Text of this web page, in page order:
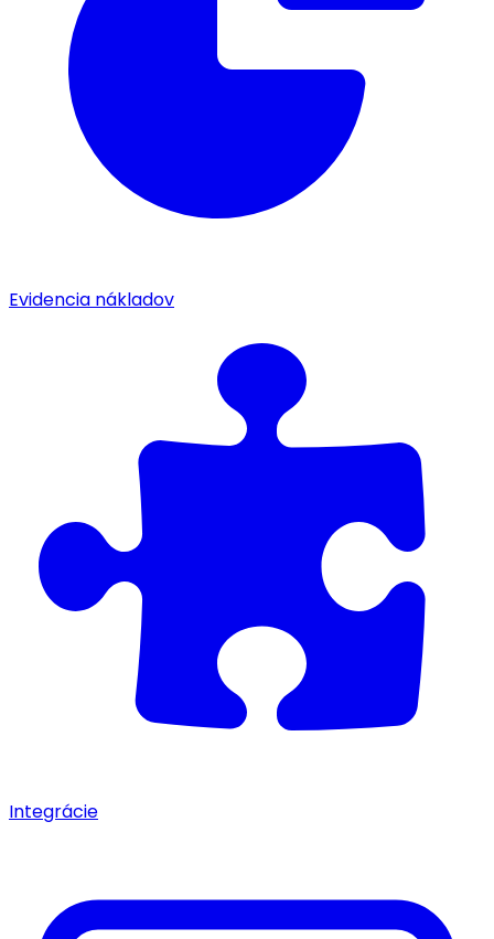
Evidencia nákladov
Integrácie